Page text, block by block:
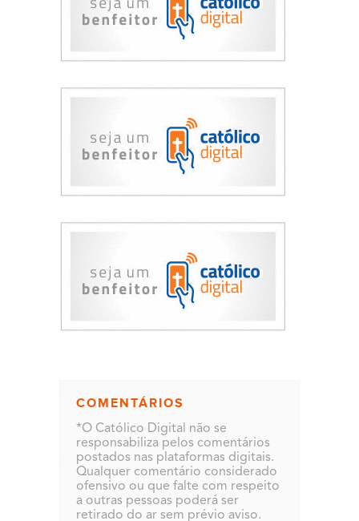
COMENTÁRIOS
*O Católico Digital não se
responsabiliza pelos comentários
postados nas plataformas digitais.
Qualquer comentário considerado
ofensivo ou que falte com respeito
a outras pessoas poderá ser
retirado do ar sem prévio aviso.